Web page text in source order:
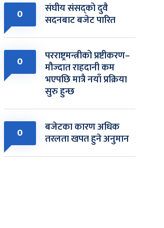
0 संघीय संसद्को दुवै
सदनबाट बजेट पारित
0 परराष्ट्रमन्त्रीको प्रष्टीकरण–
मौज्दात राहदानी कम
भएपछि मात्रै नयाँ प्रक्रिया
सुरु हुन्छ
0 बजेटका कारण अधिक
तरलता खपत हुने अनुमान